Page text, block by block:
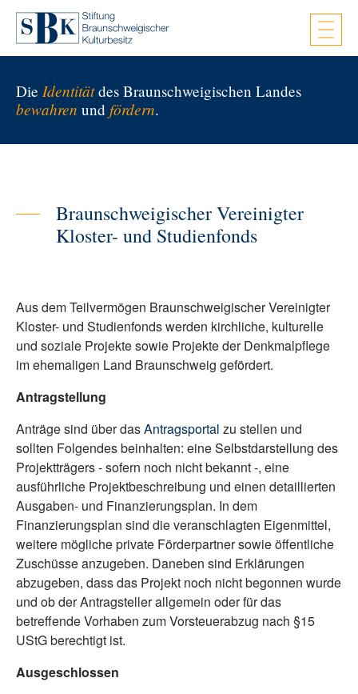
Zum Hauptinhalt springen
Die Identitätdes Braunschweigischen Landes
bewahren und fördern.
Braunschweigischer Vereinigter
Kloster- und Studienfonds
Aus dem Teilvermögen Braunschweigischer Vereinigter
Kloster- und Studienfonds werden kirchliche, kulturelle
und soziale Projekte sowie Projekte der Denkmalpflege
im ehemaligen Land Braunschweig gefördert.
Antragstellung
Anträge sind über dasAntragsportal zu stellen und
sollten Folgendes beinhalten: eine Selbstdarstellung des
Projektträgers - sofern noch nicht bekannt -, eine
ausführliche Projektbeschreibung und einen detaillierten
Ausgaben- und Finanzierungsplan. In dem
Finanzierungsplan sind die veranschlagten Eigenmittel,
weitere mögliche private Förderpartner sowie öffentliche
Zuschüsse anzugeben. Daneben sind Erklärungen
abzugeben, dass das Projekt noch nicht begonnen wurde
und ob der Antragsteller allgemein oder für das
betreffende Vorhaben zum Vorsteuerabzug nach §15
UStG berechtigt ist.
Ausgeschlossen